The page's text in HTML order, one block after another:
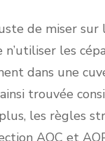
de miser sur
les
dans une
ainsi trouvée
les règles
AOC et